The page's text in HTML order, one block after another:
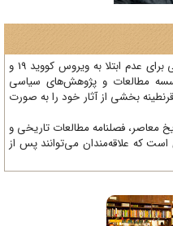
با توجه به نیاز به تداوم مراقبت‌های بهداشتی برای عدم ابتلا به ویروس کووید 19 و
مطالعات و پژوهش‌های سیاسی
بخشی از آثار خود را به صورت
فصلنامه‌ مطالعات تاریخی و
که علاقه‌مندان می‌توانند پس از